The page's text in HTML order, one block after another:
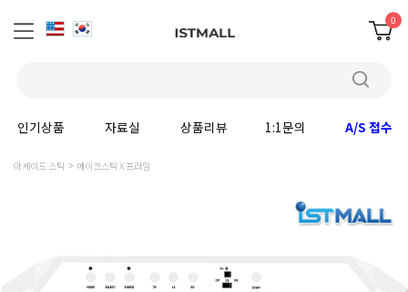
0
인기상품 자료실 상품리뷰 1:1문의 A/S 접수
아케이드 스틱 메이크스틱 X 프라임